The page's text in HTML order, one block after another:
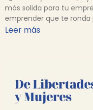
más solida para tu
emprender que te ronda
Leer más